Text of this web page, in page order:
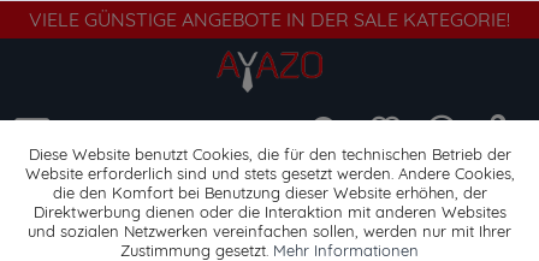
VIELE GÜNSTIGE ANGEBOTE IN DER SALE KATEGORIE!
Cargohosen
Diese Website benutzt Cookies, die für den technischen Betrieb der
Website erforderlich sind und stets gesetzt werden. Andere Cookies,
die den Komfort bei Benutzung dieser Website erhöhen, der
Direktwerbung dienen oder die Interaktion mit anderen Websites
und sozialen Netzwerken vereinfachen sollen, werden nur mit Ihrer
Zustimmung gesetzt. Mehr Informationen